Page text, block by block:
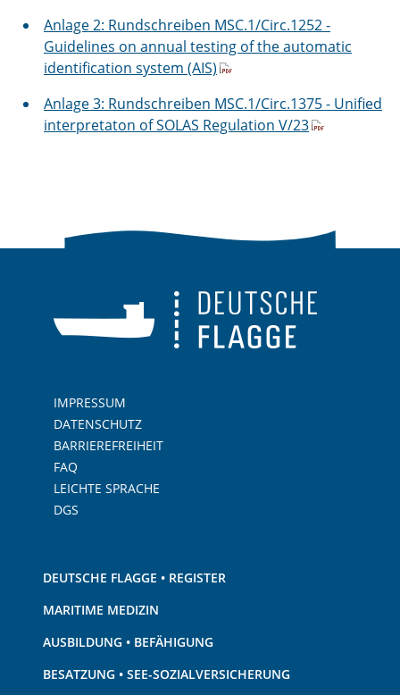
Anlage 2: Rundschreiben MSC.1/Circ.1252 -
Guidelines on annual testing of the automatic
identification system (AIS)
Anlage 3: Rundschreiben MSC.1/Circ.1375 - Unified
interpretaton of SOLAS Regulation V/23
IMPRESSUM
DATENSCHUTZ
BARRIEREFREIHEIT
FAQ
LEICHTE SPRACHE
DGS
DEUTSCHE FLAGGE • REGISTER
MARITIME MEDIZIN
AUSBILDUNG • BEFÄHIGUNG
BESATZUNG • SEE-SOZIALVERSICHERUNG